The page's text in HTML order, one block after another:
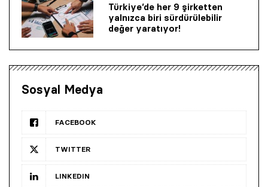
Türkiye’de her 9 şirketten
yalnızca biri sürdürülebilir
değer yaratıyor!
Sosyal Medya
FACEBOOK
TWITTER
LINKEDIN